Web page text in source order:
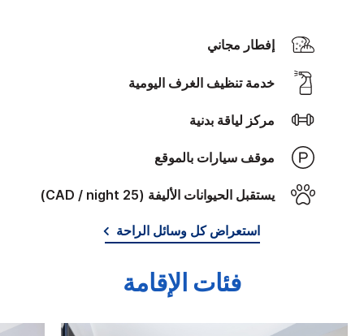
إفطار مجاني
خدمة تنظيف الغرف اليومية
مركز لياقة بدنية
موقف سيارات بالموقع
يستقبل الحيوانات الأليفة (25 CAD / night)
استعراض كل وسائل الراحة
فئات الإقامة